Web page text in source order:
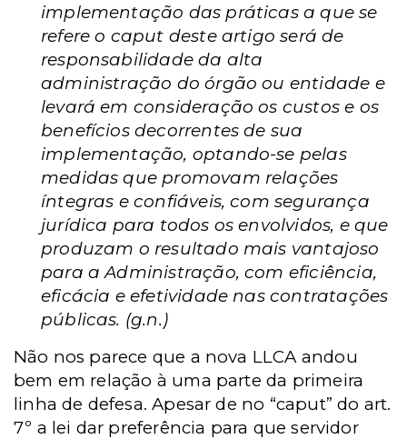
implementação das práticas a que se
refere o caput deste artigo será de
responsabilidade da alta
administração do órgão ou entidade e
levará em consideração os custos e os
benefícios decorrentes de sua
implementação, optando-se pelas
medidas que promovam relações
íntegras e confiáveis, com segurança
jurídica para todos os envolvidos, e que
produzam o resultado mais vantajoso
para a Administração, com eficiência,
eficácia e efetividade nas contratações
públicas. (g.n.)
Não nos parece que a nova LLCA andou
bem em relação à uma parte da primeira
linha de defesa. Apesar de no “caput” do art.
7º a lei dar preferência para que servidor